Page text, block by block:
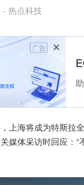
- 热点科技
广告
上海将成为特斯拉全
媒体采访时回应：“